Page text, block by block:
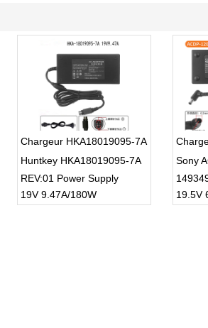
Chargeur HKA18019095-7A
Huntkey HKA18019095-7A
REV:01 Power Supply
19V 9.47A/180W
Sony
19.5V